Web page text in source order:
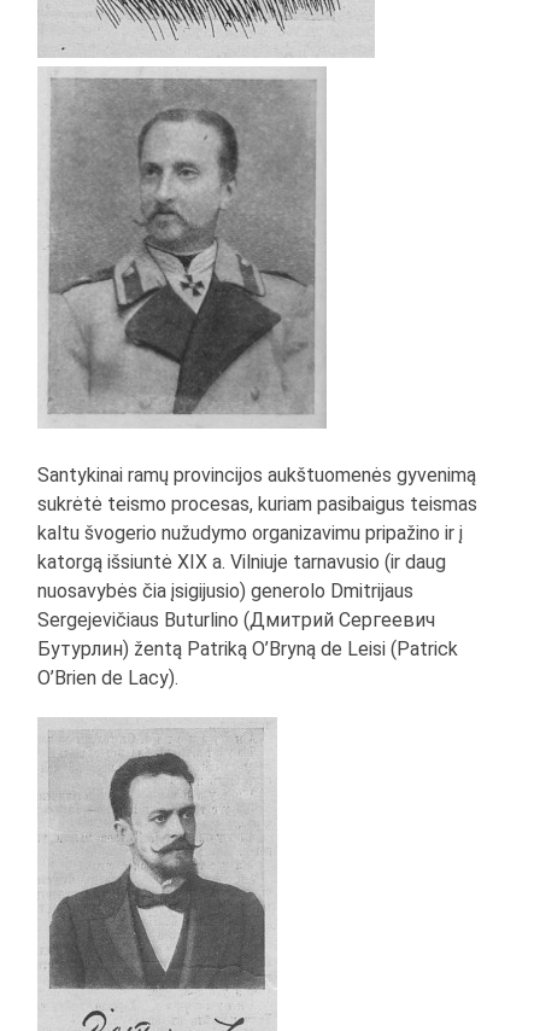
Santykinai ramų provincijos aukštuomenės gyvenimą
sukrėtė teismo procesas, kuriam pasibaigus teismas
kaltu švogerio nužudymo organizavimu pripažino ir į
katorgą išsiuntė XIX a. Vilniuje tarnavusio (ir daug
nuosavybės čia įsigijusio) generolo Dmitrijaus
Sergejevičiaus Buturlino (Дмитрий Сергеевич
Бутурлин) žentą Patriką O’Bryną de Leisi (Patrick
O’Brien de Lacy).